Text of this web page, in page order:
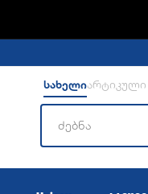
სახელიარტიკული